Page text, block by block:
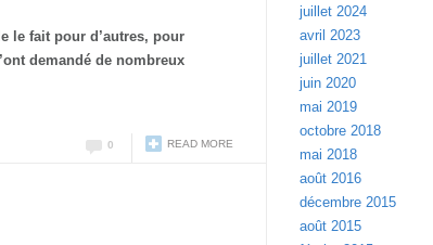
le fait pour d’autres, pour
demandé de nombreux
READ MORE
0
juillet 2024
avril 2023
juillet 2021
juin 2020
mai 2019
octobre 2018
mai 2018
août 2016
décembre 2015
août 2015